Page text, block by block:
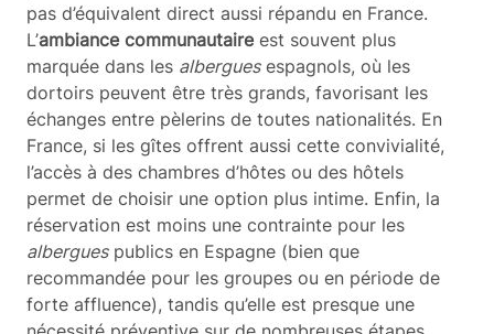
pas d’équivalent direct aussi répandu en France.
L’ambiance communautaireest souvent plus
marquée dans les alberguesespagnols, où les
dortoirs peuvent être très grands, favorisant les
échanges entre pèlerins de toutes nationalités. En
France, si les gîtes offrent aussi cette convivialité,
l’accès à des chambres d’hôtes ou des hôtels
permet de choisir une option plus intime. Enfin, la
réservation est moins une contrainte pour les
alberguespublics en Espagne (bien que
recommandée pour les groupes ou en période de
forte affluence), tandis qu’elle est presque une